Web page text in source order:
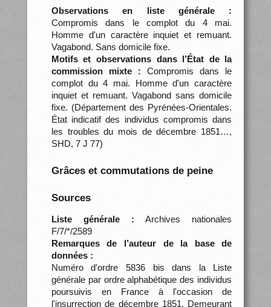
Observations en liste générale :
Compromis dans le complot du 4 mai.
Homme d'un caractère inquiet et remuant.
Vagabond. Sans domicile fixe.
Motifs et observations dans l’État de la
commission mixte : Compromis dans le
complot du 4 mai. Homme d'un caractère
inquiet et remuant. Vagabond sans domicile
fixe. (Département des Pyrénées-Orientales.
État indicatif des individus compromis dans
les troubles du mois de décembre 1851…,
SHD, 7 J 77)
Grâces et commutations de peine
Sources
Liste générale : Archives nationales
F/7/*/2589
Remarques de l’auteur de la base de
données :
Numéro d'ordre 5836 bis dans la Liste
générale par ordre alphabétique des individus
poursuivis en France à l'occasion de
l'insurrection de décembre 1851. Demeurant